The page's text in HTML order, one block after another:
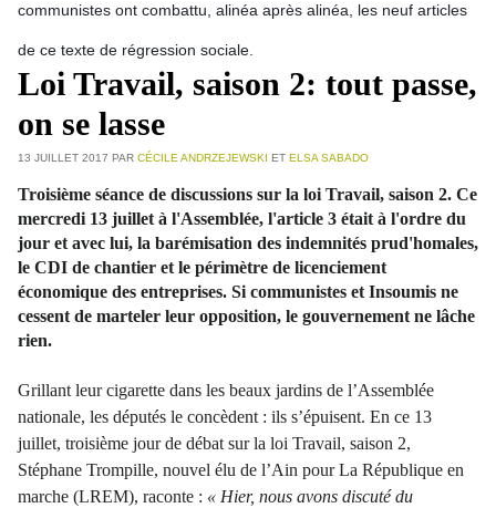
communistes ont combattu, alinéa après alinéa, les neuf articles
de ce texte de régression sociale.
Loi Travail, saison 2: tout passe,
on se lasse
13 JUILLET 2017 PAR CÉCILE ANDRZEJEWSKI ET ELSA SABADO
Troisième séance de discussions sur la loi Travail, saison 2. Ce
mercredi 13 juillet à l'Assemblée, l'article 3 était à l'ordre du
jour et avec lui, la barémisation des indemnités prud'homales,
le CDI de chantier et le périmètre de licenciement
économique des entreprises. Si communistes et Insoumis ne
cessent de marteler leur opposition, le gouvernement ne lâche
rien.
Grillant leur cigarette dans les beaux jardins de l’Assemblée
nationale, les députés le concèdent : ils s’épuisent. En ce 13
juillet, troisième jour de débat sur la loi Travail, saison 2,
Stéphane Trompille, nouvel élu de l’Ain pour La République en
marche (LREM), raconte : « Hier, nous avons discuté du